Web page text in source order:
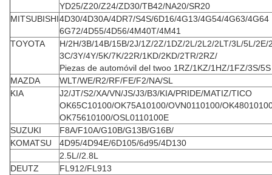
YD25/Z20/Z24/ZD30/TB42/NA20/SR20
MITSUBISHI4D30/4D30A/4DR7/S4S/6D16/4G13/4G54/4G63/4G64
6G72/4D55/4D56/4M40T/4M41
TOYOTA
H/2H/3B/14B/15B/2J/1Z/2Z/1DZ/2L/2L2/2LT/3L/5L/2E/
3C/3Y/4Y/5K/7K/22R/1KD/2KD/2TR/2RZ/
Piezas de automóvil del twoo 1RZ/1KZ/1HZ/1FZ/3S/5S
MAZDA
WLT/WE/R2/RF/FE/F2/NA/SL
KIA
J2/JT/S2/XA/VN/JS/J3/B3/KIA/PRIDE/MATIZ/TICO
OK65C10100/OK75A10100/OVN0110100/
OK75610100/OSL0110100E
SUZUKI
F8A/F10A/G10B/G13B/G16B/
KOMATSU
4D95/4D94E/6D105/6d95/4D130
2.5L//2.8L
DEUTZ
FL912/FL913